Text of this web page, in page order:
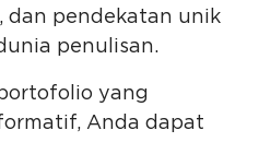
dan pendekatan unik
penulisan.
yang
Anda dapat